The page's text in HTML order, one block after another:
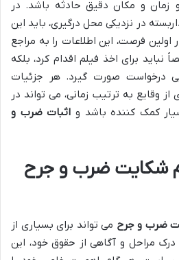
و مکان دقیق حادثه باشد. در
در نزدیکی محل درگیری، باید این
فرصت، این اطلاعات را به مراجع
نباید برای اخذ فیلم اقدام کرد، بلکه
درخواست صورت گیرد. هر جزئیات
وقایع به ترتیب زمانی، می تواند در
کمک کننده باشد و اثبات ضرب و
شکایت ضرب و جرح
ضرب و جرح می تواند برای بسیاری از
درک مراحل و آگاهی از حقوق خود، این